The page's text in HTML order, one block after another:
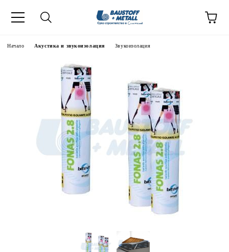
Начало Акустика и звукоизолация Звукоизолация